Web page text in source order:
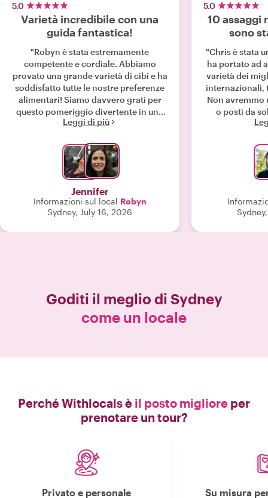
5.0
Varietà incredibile con una
guida fantastica!
"Robyn è stata estremamente
competente e cordiale. Abbiamo
provato una grande varietà di cibi e ha
soddisfatto tutte le nostre preferenze
alimentari! Siamo davvero grati per
questo pomeriggio divertente in una
parte di Sydney che non avremmo mai
Leggi di più
Jennifer
Informazioni sul local Robyn
Sydney, July 16, 2026
5.0
10 assaggi
sono
"Chris è stata
ha portato ad
varietà dei
internazionali,
Non avremmo
o posti da
competente
piaciuto
specifico
domande.
pranzo
bisogno della
vivamente
Goditi il meglio di Sydney
come un locale
Perché Withlocals è il posto migliore per
prenotare un tour?
Privato e personale Su misura